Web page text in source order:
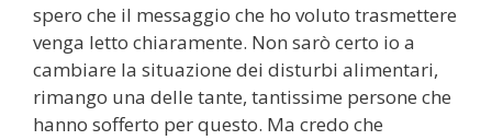
spero che il messaggio che ho voluto trasmettere
venga letto chiaramente. Non sarò certo io a
cambiare la situazione dei disturbi alimentari,
rimango una delle tante, tantissime persone che
hanno sofferto per questo. Ma credo che